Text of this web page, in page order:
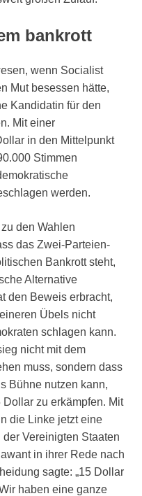
bankrott
wenn Socialist
Mut besessen hätte,
Kandidatin für den
Mit einer
in den Mittelpunkt
Stimmen
werden.
den Wahlen
das Zwei-Parteien-
Bankrott steht,
Alternative
den Beweis erbracht,
Übels nicht
schlagen kann.
nicht mit dem
muss, sondern dass
Bühne nutzen kann,
zu erkämpfen. Mit
die Linke jetzt eine
Vereinigten Staaten
in ihrer Rede nach
sagte: „15 Dollar
haben eine ganze